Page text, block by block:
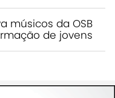
músicos da OSB
de jovens